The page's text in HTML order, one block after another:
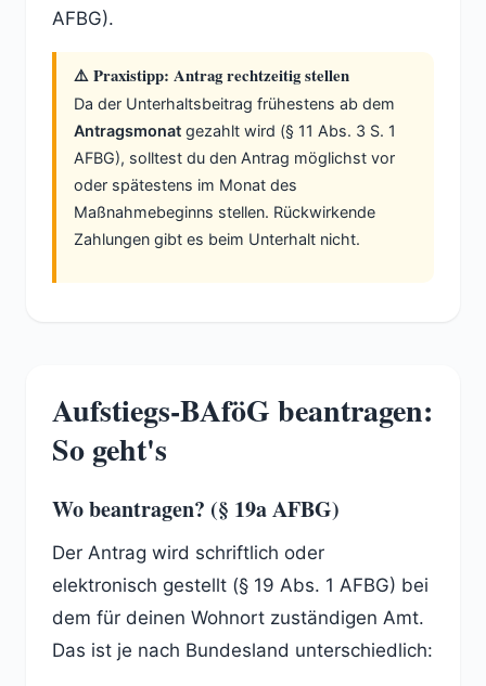
AFBG).
⚠️ Praxistipp: Antrag rechtzeitig stellen
Da der Unterhaltsbeitrag frühestens ab dem
Antragsmonat gezahlt wird (§ 11 Abs. 3 S. 1
AFBG), solltest du den Antrag möglichst vor
oder spätestens im Monat des
Maßnahmebeginns stellen. Rückwirkende
Zahlungen gibt es beim Unterhalt nicht.
Aufstiegs-BAföG beantragen:
So geht's
Wo beantragen? (§ 19a AFBG)
Der Antrag wird schriftlich oder
elektronisch gestellt (§ 19 Abs. 1 AFBG) bei
dem für deinen Wohnort zuständigen Amt.
Das ist je nach Bundesland unterschiedlich: